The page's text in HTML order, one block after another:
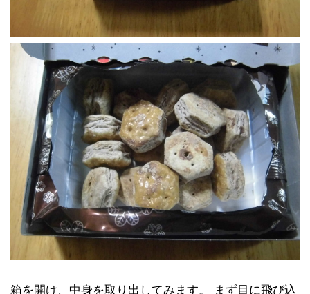
箱を開け、中身を取り出してみます。 まず目に飛び込